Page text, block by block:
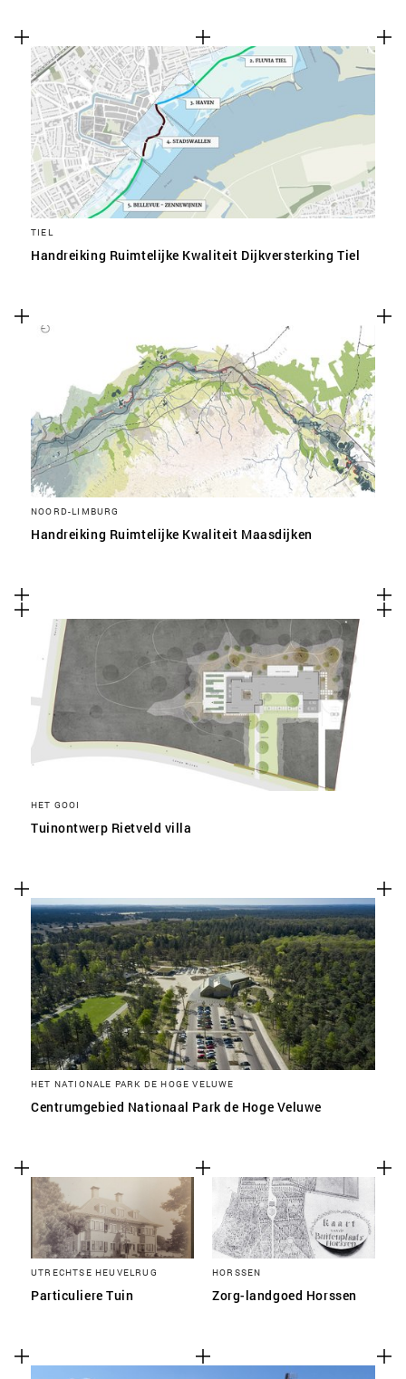
TIEL
Handreiking Ruimtelijke Kwaliteit Dijkversterking Tiel
NOORD-LIMBURG
Handreiking Ruimtelijke Kwaliteit Maasdijken
HET GOOI
Tuinontwerp Rietveld villa
HET NATIONALE PARK DE HOGE VELUWE
Centrumgebied Nationaal Park de Hoge Veluwe
UTRECHTSE HEUVELRUG
Particuliere Tuin
HORSSEN
Zorg-landgoed Horssen